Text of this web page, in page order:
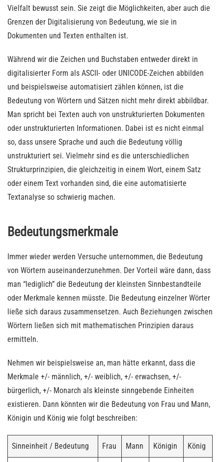
Vielfalt bewusst sein. Sie zeigt die Möglichkeiten, aber auch die
Grenzen der Digitalisierung von Bedeutung, wie sie in
Dokumenten und Texten enthalten ist.
Während wir die Zeichen und Buchstaben entweder direkt in
digitalisierter Form als ASCII- oder UNICODE-Zeichen abbilden
und beispielsweise automatisiert zählen können, ist die
Bedeutung von Wörtern und Sätzen nicht mehr direkt abbildbar.
Man spricht bei Texten auch von unstrukturierten Dokumenten
oder unstrukturierten Informationen. Dabei ist es nicht einmal
so, dass unsere Sprache und auch die Bedeutung völlig
unstrukturiert sei. Vielmehr sind es die unterschiedlichen
Strukturprinzipien, die gleichzeitig in einem Wort, einem Satz
oder einem Text vorhanden sind, die eine automatisierte
Textanalyse so schwierig machen.
Bedeutungsmerkmale
Immer wieder werden Versuche unternommen, die Bedeutung
von Wörtern auseinanderzunehmen. Der Vorteil wäre dann, dass
man “lediglich” die Bedeutung der kleinsten Sinnbestandteile
oder Merkmale kennen müsste. Die Bedeutung einzelner Wörter
ließe sich daraus zusammensetzen. Auch Beziehungen zwischen
Wörtern ließen sich mit mathematischen Prinzipien daraus
ermitteln.
Nehmen wir beispielsweise an, man hätte erkannt, dass die
Merkmale +/- männlich, +/- weiblich, +/- erwachsen, +/-
bürgerlich, +/- Monarch als kleinste sinngebende Einheiten
existieren. Dann könnten wir die Bedeutung von Frau und Mann,
Königin und König wie folgt beschreiben:
Sinneinheit / Bedeutung Frau Mann Königin König